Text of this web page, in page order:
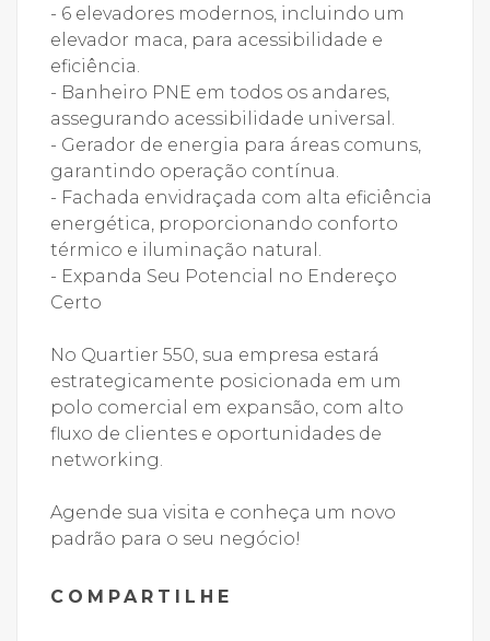
- 6 elevadores modernos, incluindo um
elevador maca, para acessibilidade e
eficiência.
- Banheiro PNE em todos os andares,
assegurando acessibilidade universal.
- Gerador de energia para áreas comuns,
garantindo operação contínua.
- Fachada envidraçada com alta eficiência
energética, proporcionando conforto
térmico e iluminação natural.
- Expanda Seu Potencial no Endereço
Certo
No Quartier 550, sua empresa estará
estrategicamente posicionada em um
polo comercial em expansão, com alto
fluxo de clientes e oportunidades de
networking.
Agende sua visita e conheça um novo
padrão para o seu negócio!
COMPARTILHE